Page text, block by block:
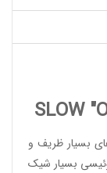
بسیار ظریف و
بسیار شیک